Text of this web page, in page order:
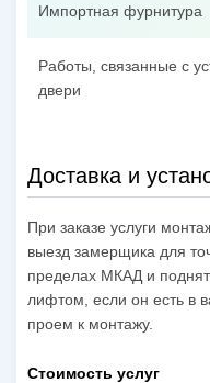
Импортная фурнитура
Работы, связанные с
двери
Доставка и
При заказе услуги
выезд замерщика для
пределах МКАД и
лифтом, если он есть в
проем к монтажу.
Стоимость услуг